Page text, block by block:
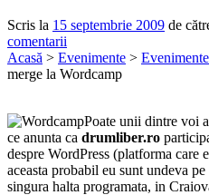
Scris la 15 septembrie 2009 de
comentarii
Acasă > Evenimente >
merge la Wordcamp
Poate unii dintre voi
ce anunta ca drumliber.ro
despre WordPress (platforma care
aceasta probabil eu sunt undeva
singura halta programata, in